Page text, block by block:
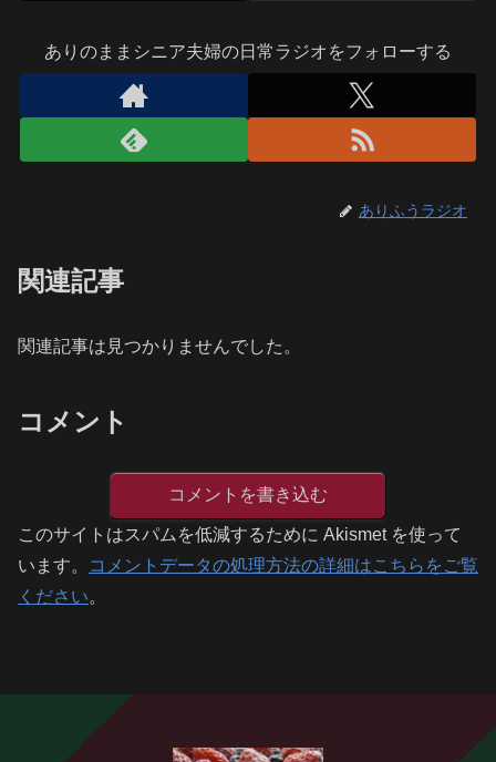
ありのままシニア夫婦の日常ラジオをフォローする
ありふうラジオ
関連記事
関連記事は見つかりませんでした。
コメント
コメントを書き込む
このサイトはスパムを低減するために Akismet を使って
います。
コメントデータの処理方法の詳細はこちらをご覧
ください。